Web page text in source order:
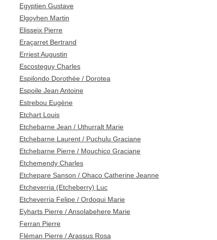
Egyptien Gustave
Elgoyhen Martin
Elisseix Pierre
Eraçarret Bertrand
Erriest Augustin
Escosteguy Charles
Espilondo Dorothée / Dorotea
Espoile Jean Antoine
Estrebou Eugène
Etchart Louis
Etchebarne Jean / Uthurralt Marie
Etchebarne Laurent / Puchulu Graciane
Etchebarne Pierre / Mouchico Graciane
Etchemendy Charles
Etchepare Sanson / Ohaco Catherine Jeanne
Etcheverria (Etcheberry) Luc
Etcheverria Felipe / Ordoqui Marie
Eyharts Pierre / Ansolabehere Marie
Ferran Pierre
Fléman Pierre / Arassus Rosa